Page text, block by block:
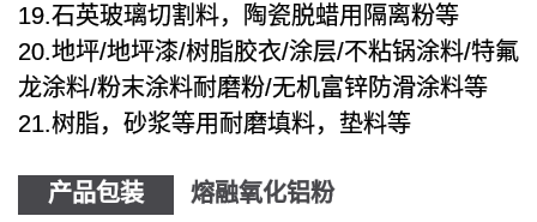
19.石英玻璃切割料，陶瓷脱蜡用隔离粉等
20.地坪/地坪漆/树脂胶衣/涂层/不粘锅涂料/特氟
龙涂料/粉末涂料耐磨粉/无机富锌防滑涂料等
21.树脂，砂浆等用耐磨填料，垫料等
产品包装 熔融氧化铝粉